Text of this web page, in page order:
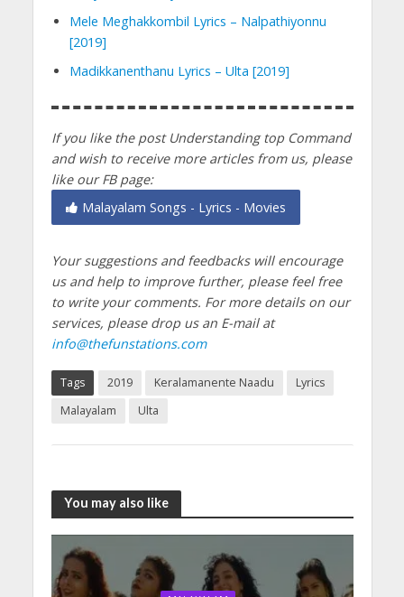
Mele Meghakkombil Lyrics – Nalpathiyonnu
[2019]
Madikkanenthanu Lyrics – Ulta [2019]
If you like the post Understanding top Command
and wish to receive more articles from us, please
like our FB page:
Malayalam Songs - Lyrics - Movies
Your suggestions and feedbacks will encourage
us and help to improve further, please feel free
to write your comments. For more details on our
services, please drop us an E-mail at
info@thefunstations.com
Tags 2019 Keralamanente Naadu
Lyrics
Malayalam
Ulta
You may also like